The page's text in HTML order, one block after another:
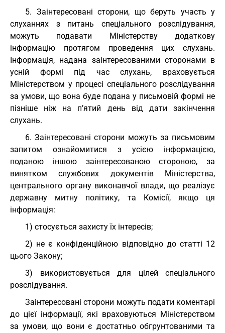
5. Заінтересовані сторони, що беруть участь у
слуханнях з питань спеціального розслідування,
можуть подавати Міністерству додаткову
інформацію протягом проведення цих слухань.
Інформація, надана заінтересованими сторонами в
усній формі під час слухань, враховується
Міністерством у процесі спеціального розслідування
за умови, що вона буде подана у письмовій формі не
пізніше ніж на п’ятий день від дати закінчення
слухань.
6. Заінтересовані сторони можуть за письмовим
запитом ознайомитися з усією інформацією,
поданою іншою заінтересованою стороною, за
винятком службових документів Міністерства,
центрального органу виконавчої влади, що реалізує
державну митну політику, та Комісії, якщо ця
інформація:
1) стосується захисту їх інтересів;
2) не є конфіденційною відповідно до статті 12
цього Закону;
3) використовується для цілей спеціального
розслідування.
Заінтересовані сторони можуть подати коментарі
до цієї інформації, які враховуються Міністерством
за умови, що вони є достатньо обгрунтованими та